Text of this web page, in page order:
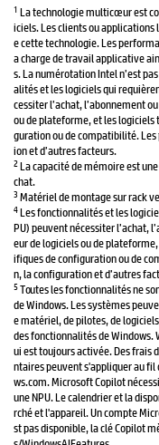
1 La technologie multicœur est
iciels. Les clients ou
e cette technologie. Les
a charge de travail applicative
s. La numérotation Intel n’est
alités et les logiciels qui
cessiter l’achat, l’abonnement
ou de plateforme, et les logiciels
guration ou de compatibilité.
ion et d’autres facteurs.
2La capacité de mémoire est
chat.
3 Matériel de montage sur rack
4Les fonctionnalités et les
PU) peuvent nécessiter l’achat,
eur de logiciels ou de
ifiques de configuration ou de
n, la configuration et d’autres
5Toutes les fonctionnalités ne
de Windows. Les systèmes
e matériel, de pilotes, de
des fonctionnalités de Windows.
ui est toujours activée. Des frais
ntaires peuvent s'appliquer au
ws.com. Microsoft Copilot
une NPU. Le calendrier et la
rché et l'appareil. Un compte
st pas disponible, la clé Copilot